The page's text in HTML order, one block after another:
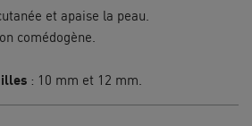
et apaise la peau.
comédogène.
: 10 mm et 12 mm.